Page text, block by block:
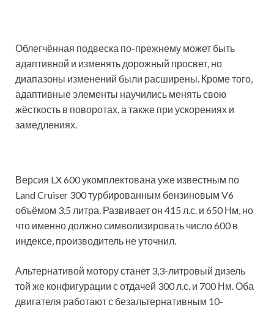
Облегчённая подвеска по-прежнему может быть
адаптивной и изменять дорожный просвет, но
диапазоны изменений были расширены. Кроме того,
адаптивные элементы научились менять свою
жёсткость в поворотах, а также при ускорениях и
замедлениях.
Версия LX 600 укомплектована уже известным по
Land Cruiser 300 турбированным бензиновым V6
объёмом 3,5 литра. Развивает он 415 л.с. и 650 Нм, но
что именно должно символи­зировать число 600 в
индексе, производитель не уточнил.
Альтернативой мотору станет 3,3-литровый дизель
той же конфигурации с отдачей 300 л.с. и 700 Нм. Оба
двигателя работают с безальтер­нативным 10-